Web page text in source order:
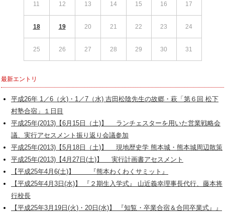
11 12 13 14 15 16 17
18 19 20 21 22 23 24
25 26 27 28 29 30 31
最新エントリ
平成26年 1／6（火)・1／7（水) 吉田松陰先生の故郷・萩「第６回 松下
村塾合宿」１日目
平成25年(2013)【6月15日（土)】 ランチェスターを用いた営業戦略会
議、実行アセスメント振り返り会議参加
平成25年(2013)【5月18日（土)】 現地歴史学 熊本城・熊本城周辺散策
平成25年(2013)【4月27日(土)】 実行計画書アセスメント
【平成25年4月6(土)】 『熊本わくわくサミット』
【平成25年4月3日(水)】 『２期生入学式』 山近義幸理事長代行、藤本将
行校長
【平成25年3月19日(火)・20日(水)】 『知覧・卒業合宿＆合同卒業式』』